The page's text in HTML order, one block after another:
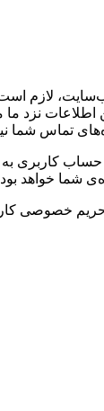
لازم
نزد
تماس شما
حساب کاربری
شما خواهد
خصوصی